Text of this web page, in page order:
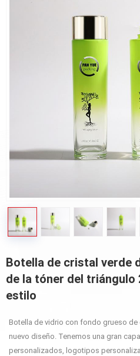
Botella de cristal verde
de la tóner del triángulo
estilo
Botella de vidrio con fondo grueso
nuevo diseño. Tenemos una gran
personalizados, logotipos